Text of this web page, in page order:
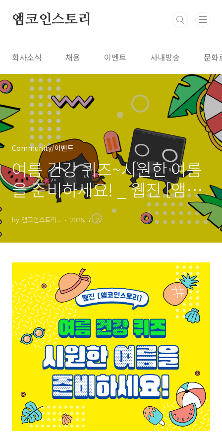
앰코인스토리
회사소식 채용 이벤트 사내방송 문화
Community/이벤트
여름 건강 퀴즈~시원한 여름
을 준비하세요! _ 웹진 [앰코
인스토리]
by 앰코인스토리.. 2026. 7. 2.